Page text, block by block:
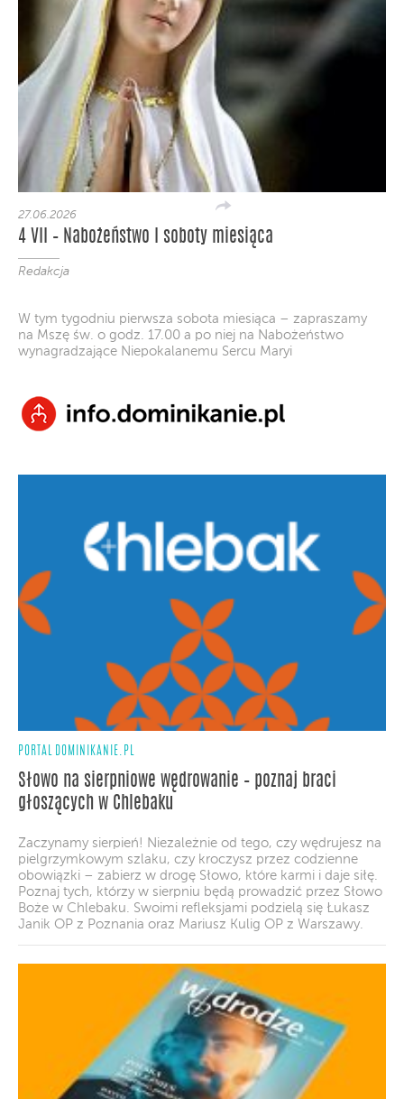
27.06.2026
4 VII – Nabożeństwo I soboty miesiąca
Redakcja
W tym tygodniu pierwsza sobota miesiąca – zapraszamy
na Mszę św. o godz. 17.00 a po niej na Nabożeństwo
wynagradzające Niepokalanemu Sercu Maryi
PORTAL DOMINIKANIE.PL
Słowo na sierpniowe wędrowanie – poznaj braci
głoszących w Chlebaku
Zaczynamy sierpień! Niezależnie od tego, czy wędrujesz na
pielgrzymkowym szlaku, czy kroczysz przez codzienne
obowiązki – zabierz w drogę Słowo, które karmi i daje siłę.
Poznaj tych, którzy w sierpniu będą prowadzić przez Słowo
Boże w Chlebaku. Swoimi refleksjami podzielą się Łukasz
Janik OP z Poznania oraz Mariusz Kulig OP z Warszawy.